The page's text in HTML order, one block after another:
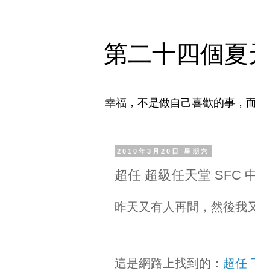
第二十四個夏
幸福，不是做自己喜歡的事，
2010年3月20日 星期六
超任 超級任天堂 SFC
昨天又有人再問，然後我
這是網路上找到的： 超任